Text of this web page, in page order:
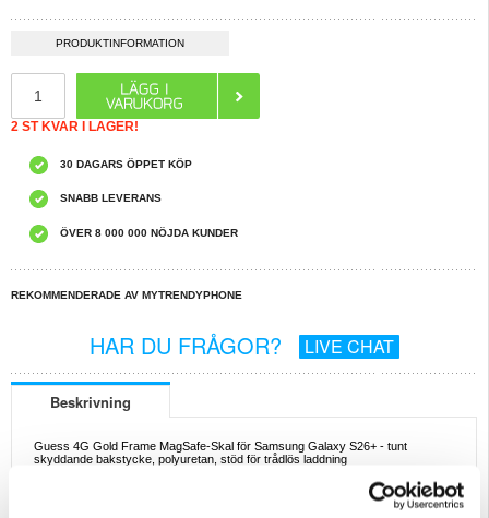
PRODUKTINFORMATION
2 ST KVAR I LAGER!
30 DAGARS ÖPPET KÖP
SNABB LEVERANS
ÖVER 8 000 000 NÖJDA KUNDER
REKOMMENDERADE AV MYTRENDYPHONE
HAR DU FRÅGOR? LIVE CHAT
Beskrivning
Guess 4G Gold Frame MagSafe-Skal för Samsung Galaxy S26+ - tunt
skyddande bakstycke, polyuretan, stöd för trådlös laddning
Uppgradera din vardagslook och skydda din telefon med Guess 4G Gold
Frame MagSafe-fodral för Samsung Galaxy S26+. Detta smala bakstycke är
utformat för att passa både din stil och din vardag och kombinerar en exklusiv